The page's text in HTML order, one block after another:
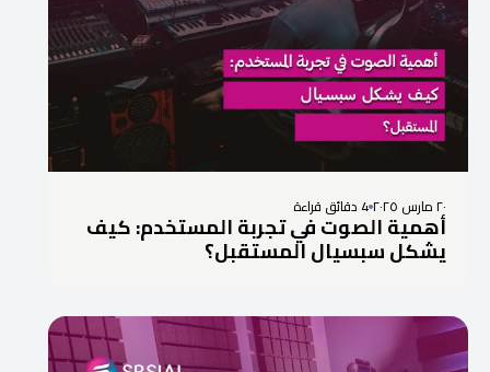
٢٠ مارس ٢٠٢٥ 4 دقائق قراءة
أهمية الصوت في تجربة المستخدم: كيف
يشكل سبسيال المستقبل؟